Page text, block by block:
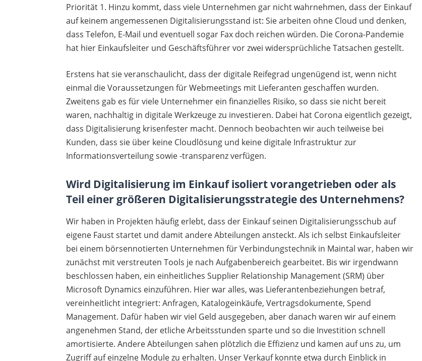
Priorität 1. Hinzu kommt, dass viele Unternehmen gar nicht wahrnehmen, dass der Einkauf
auf keinem angemessenen Digitalisierungsstand ist: Sie arbeiten ohne Cloud und denken,
dass Telefon, E-Mail und eventuell sogar Fax doch reichen würden. Die Corona-Pandemie
hat hier Einkaufsleiter und Geschäftsführer vor zwei widersprüchliche Tatsachen gestellt.
Erstens hat sie veranschaulicht, dass der digitale Reifegrad ungenügend ist, wenn nicht
einmal die Voraussetzungen für Webmeetings mit Lieferanten geschaffen wurden.
Zweitens gab es für viele Unternehmer ein finanzielles Risiko, so dass sie nicht bereit
waren, nachhaltig in digitale Werkzeuge zu investieren. Dabei hat Corona eigentlich gezeigt,
dass Digitalisierung krisenfester macht. Dennoch beobachten wir auch teilweise bei
Kunden, dass sie über keine Cloudlösung und keine digitale Infrastruktur zur
Informationsverteilung sowie -transparenz verfügen.
Wird Digitalisierung im Einkauf isoliert vorangetrieben oder als
Teil einer größeren Digitalisierungsstrategie des Unternehmens?
Wir haben in Projekten häufig erlebt, dass der Einkauf seinen Digitalisierungsschub auf
eigene Faust startet und damit andere Abteilungen ansteckt. Als ich selbst Einkaufsleiter
bei einem börsennotierten Unternehmen für Verbindungstechnik in Maintal war, haben wir
zunächst mit verstreuten Tools je nach Aufgabenbereich gearbeitet. Bis wir irgendwann
beschlossen haben, ein einheitliches Supplier Relationship Management (SRM) über
Microsoft Dynamics einzuführen. Hier war alles, was Lieferantenbeziehungen betraf,
vereinheitlicht integriert: Anfragen, Katalogeinkäufe, Vertragsdokumente, Spend
Management. Dafür haben wir viel Geld ausgegeben, aber danach waren wir auf einem
angenehmen Stand, der etliche Arbeitsstunden sparte und so die Investition schnell
amortisierte. Andere Abteilungen sahen plötzlich die Effizienz und kamen auf uns zu, um
Zugriff auf einzelne Module zu erhalten. Unser Verkauf konnte etwa durch Einblick in